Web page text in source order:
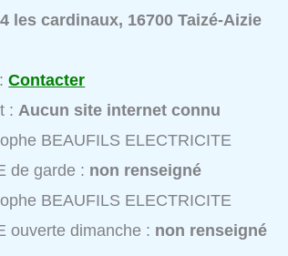
les cardinaux, 16700 Taizé-Aizie
:Contacter
: Aucun site internet connu
BEAUFILS ELECTRICITE
de garde : non renseigné
BEAUFILS ELECTRICITE
ouverte dimanche : non renseigné